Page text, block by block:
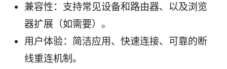
兼容性：支持常见设备和路由器、以及浏览
器扩展（如需要）。
用户体验：简洁应用、快速连接、可靠的断
线重连机制。